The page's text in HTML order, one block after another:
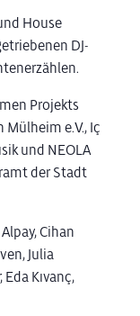
House
DJ-
Projekts
Mülheim e.V., Iç
und NEOLA
der Stadt
Cihan
Julia
Eda Kıvanç,